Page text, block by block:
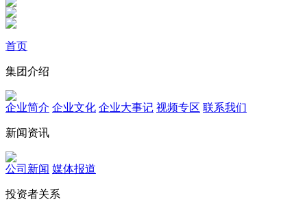
首页
集团介绍
企业简介 企业文化 企业⼤事记 视频专区 联系我们
新闻资讯
公司新闻 媒体报道
投资者关系